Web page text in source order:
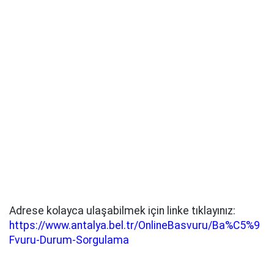
Adrese kolayca ulaşabilmek için linke tıklayınız:
https://www.antalya.bel.tr/OnlineBasvuru/Ba%C5%9
Fvuru-Durum-Sorgulama